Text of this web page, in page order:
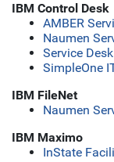
IBM Control Desk
AMBER
Naumen
Service
SimpleOne
IBM FileNet
Naumen
IBM Maximo
InState